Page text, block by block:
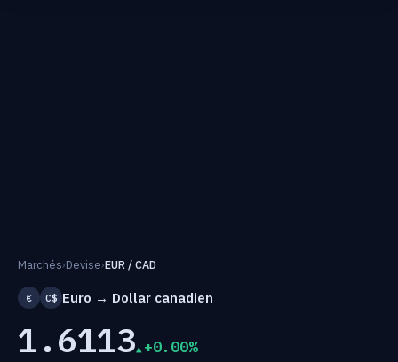
Marchés›Devise›EUR / CAD
€ C$ Euro → Dollar canadien
1.6113 +0.00%